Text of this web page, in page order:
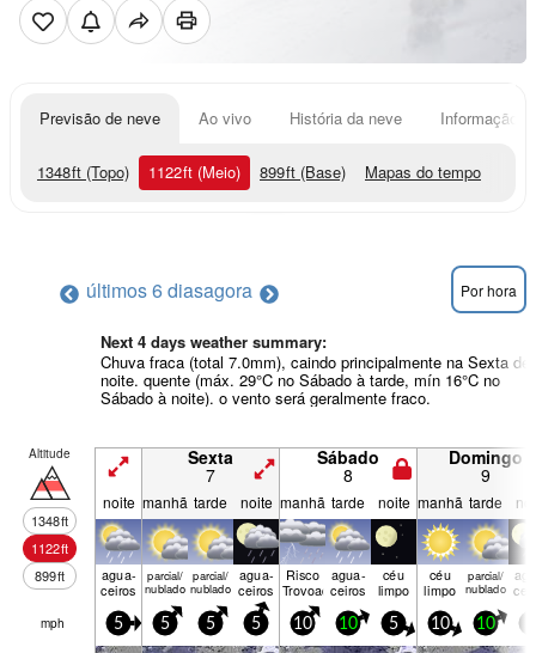
Previsão de neve Ao vivo História da neve Informação
1348ft (Topo) 1122ft (Meio) 899ft (Base) Mapas do tempo
últimos 6 diasagora Por hora
Next 4 days weather summary:
Chuva fraca (total 7.0mm), caindo principalmente na Sexta de
noite. quente (máx. 29°C no Sábado à tarde, mín 16°C no
Sábado à noite). o vento será geralmente fraco.
Altitude
1348ft
1122ft
899ft
Sexta
7
Sábado
8
Domingo
9
noite manhã tarde noite manhã tarde noite manhã tarde
agua­
ceiros
parcial/
nublado
parcial/
nublado
agua­
ceiros
Risco
Trovoada
agua­
ceiros
céu
limpo
céu
limpo
parcial/
nublado
mph 5 5 5 5 10 10 5 10 10